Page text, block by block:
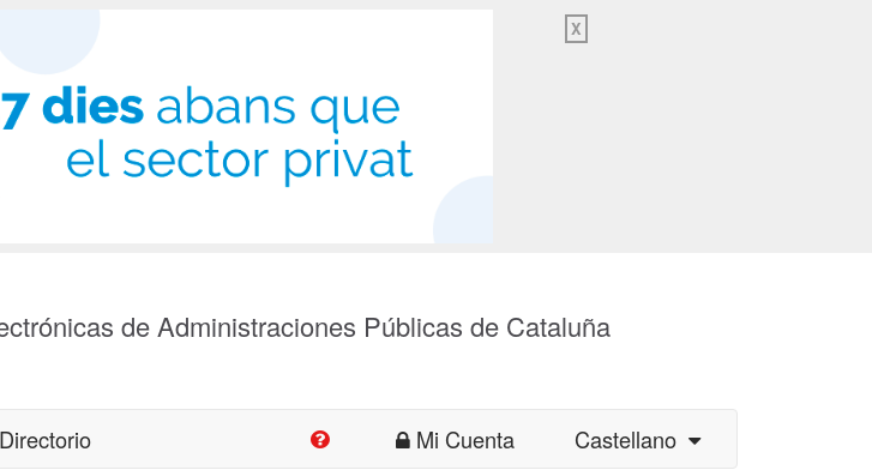
X
de Administraciones Públicas de Cataluña
Directorio Mi Cuenta Castellano